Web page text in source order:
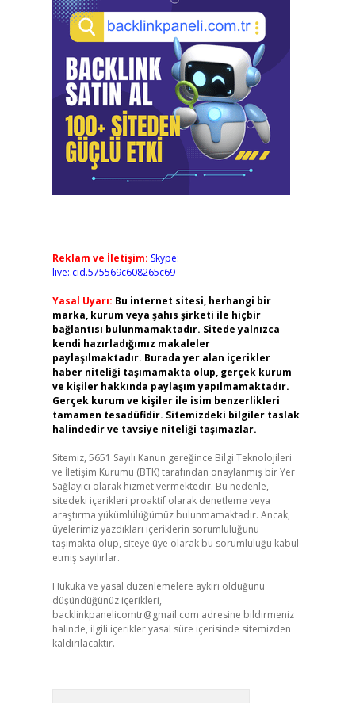
Reklam ve İletişim: Skype:
live:.cid.575569c608265c69
Yasal Uyarı: Bu internet sitesi, herhangi bir
marka, kurum veya şahıs şirketi ile hiçbir
bağlantısı bulunmamaktadır. Sitede yalnızca
kendi hazırladığımız makaleler
paylaşılmaktadır. Burada yer alan içerikler
haber niteliği taşımamakta olup, gerçek kurum
ve kişiler hakkında paylaşım yapılmamaktadır.
Gerçek kurum ve kişiler ile isim benzerlikleri
tamamen tesadüfidir. Sitemizdeki bilgiler taslak
halindedir ve tavsiye niteliği taşımazlar.
Sitemiz, 5651 Sayılı Kanun gereğince Bilgi Teknolojileri
ve İletişim Kurumu (BTK) tarafından onaylanmış bir Yer
Sağlayıcı olarak hizmet vermektedir. Bu nedenle,
sitedeki içerikleri proaktif olarak denetleme veya
araştırma yükümlülüğümüz bulunmamaktadır. Ancak,
üyelerimiz yazdıkları içeriklerin sorumluluğunu
taşımakta olup, siteye üye olarak bu sorumluluğu kabul
etmiş sayılırlar.
Hukuka ve yasal düzenlemelere aykırı olduğunu
düşündüğünüz içerikleri,
backlinkpanelicomtr@gmail.com adresine bildirmeniz
halinde, ilgili içerikler yasal süre içerisinde sitemizden
kaldırılacaktır.